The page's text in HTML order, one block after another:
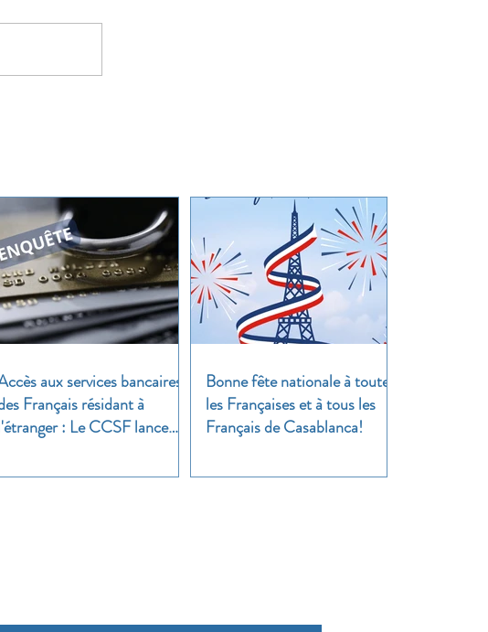
aux services bancaires
Français résidant à
: Le CCSF lance
Bonne fête nationale à toutes
les Françaises et à tous les
Français de Casablanca!